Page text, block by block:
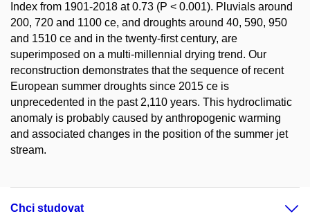
Index from 1901-2018 at 0.73 (P < 0.001). Pluvials around
200, 720 and 1100 ce, and droughts around 40, 590, 950
and 1510 ce and in the twenty-first century, are
superimposed on a multi-millennial drying trend. Our
reconstruction demonstrates that the sequence of recent
European summer droughts since 2015 ce is
unprecedented in the past 2,110 years. This hydroclimatic
anomaly is probably caused by anthropogenic warming
and associated changes in the position of the summer jet
stream.
Chci studovat